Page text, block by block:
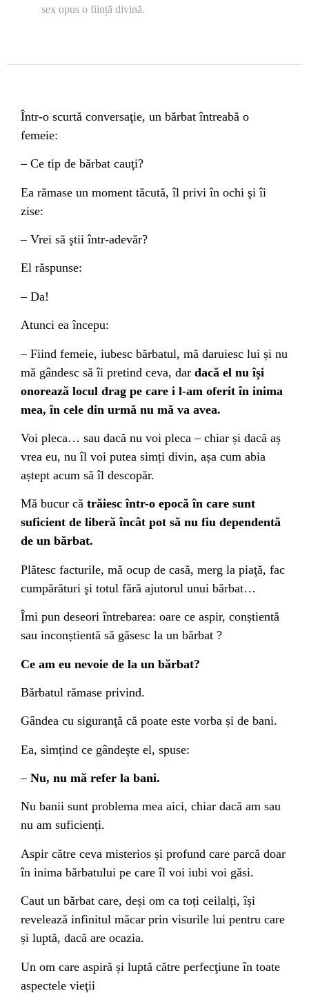
sex opus o ființă divină.
Într-o scurtă conversaţie, un bărbat întreabă o
femeie:
– Ce tip de bărbat cauţi?
Ea rămase un moment tăcută, îl privi în ochi şi îi
zise:
– Vrei să ştii într-adevăr?
El răspunse:
– Da!
Atunci ea începu:
– Fiind femeie, iubesc bărbatul, mă daruiesc lui și nu
mă gândesc să îi pretind ceva, dar dacă el nu își
onorează locul drag pe care i l-am oferit în inima
mea, în cele din urmă nu mă va avea.
Voi pleca… sau dacă nu voi pleca – chiar și dacă aș
vrea eu, nu îl voi putea simți divin, așa cum abia
aștept acum să îl descopăr.
Mă bucur că trăiesc într-o epocă în care sunt
suficient de liberă încât pot să nu fiu dependentă
de un bărbat.
Plătesc facturile, mă ocup de casă, merg la piaţă, fac
cumpărături şi totul fără ajutorul unui bărbat…
Îmi pun deseori întrebarea: oare ce aspir, conștientă
sau inconștientă să găsesc la un bărbat ?
Ce am eu nevoie de la un bărbat?
Bărbatul rămase privind.
Gândea cu siguranţă că poate este vorba și de bani.
Ea, simțind ce gândeşte el, spuse:
– Nu, nu mă refer la bani.
Nu banii sunt problema mea aici, chiar dacă am sau
nu am suficienți.
Aspir către ceva misterios și profund care parcă doar
în inima bărbatului pe care îl voi iubi voi găsi.
Caut un bărbat care, deși om ca toți ceilalți, își
revelează infinitul măcar prin visurile lui pentru care
și luptă, dacă are ocazia.
Un om care aspiră și luptă către perfecţiune în toate
aspectele vieţii